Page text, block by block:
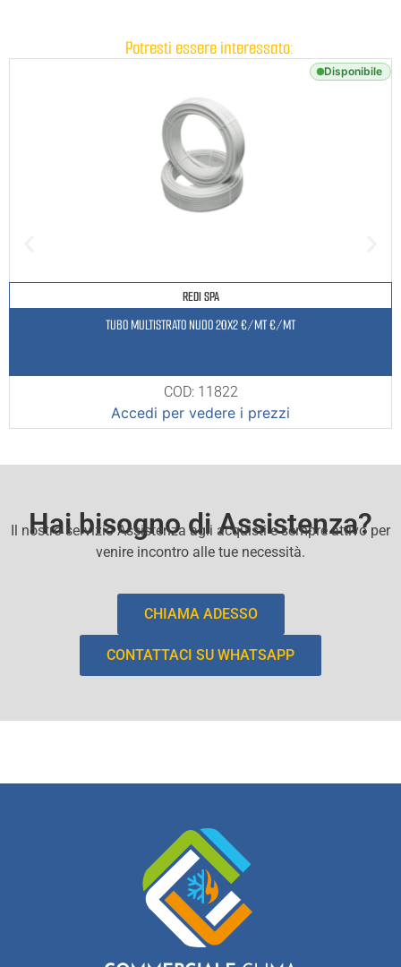
Potresti essere interessato:
Disponibile
REDI SPA
TUBO MULTISTRATO NUDO 20X2 €/MT €/MT
COD: 11822
Accedi per vedere i prezzi
Hai bisogno di Assistenza?
Il nostro servizio Assistenza agli acquisti e sempre attivo per
venire incontro alle tue necessità.
CHIAMA ADESSO
CONTATTACI SU WHATSAPP